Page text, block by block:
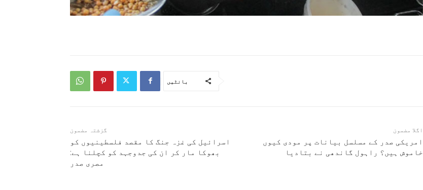
بانٹیں
گزشتہ مضمون
اسرائیل کی غزہ جنگ کا مقصد فلسطینیوں کو
بھوکا مار کر ان کی جدوجہد کو کچلنا ہے:
مصری صدر
اگلا مضمون
امریکی صدر کے مسلسل بیانات پر مودی کیوں
خاموش ہیں؟ راہول گاندھی نے بتادیا